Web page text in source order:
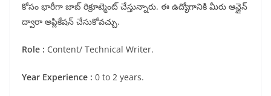
కోసం భారీగా జాబ్ రిక్రూట్మెంట్ చేస్తున్నారు. ఈ ఉద్యోగానికి మీరు ఆన్లైన్
ద్వారా అప్లికేషన్ చేసుకోవచ్చు.
Role : Content/ Technical Writer.
Year Experience : 0 to 2 years.